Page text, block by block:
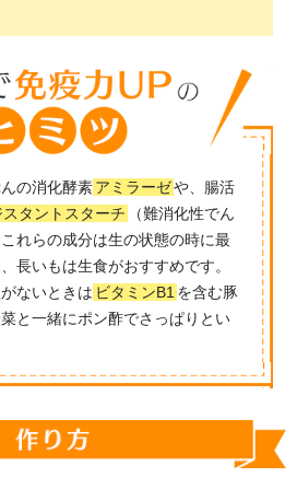
の消化酵素 アミラーゼや、腸活
スタントスターチ
（難消化性でん
れらの成分は生の状態の時に最
長いもは生食がおすすめです。
ないときは ビタミンB1 を含む豚
と一緒にポン酢でさっぱりとい